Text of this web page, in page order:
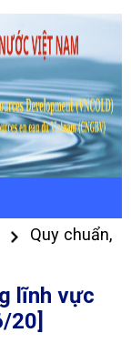
Quy chuẩn,
lĩnh vực
20]